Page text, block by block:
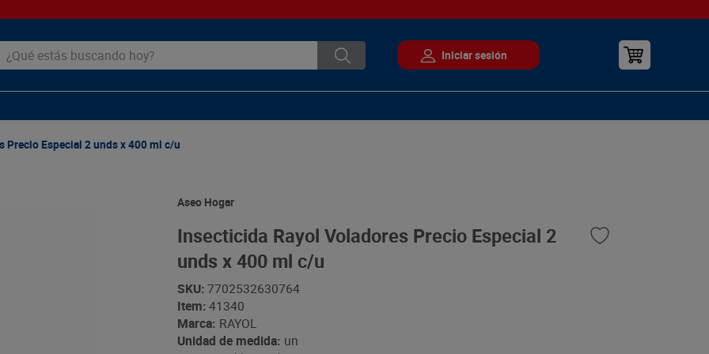
estás buscando hoy?
Precio Especial 2 unds x 400 ml c/u
Aseo Hogar
Insecticida Rayol Voladores Precio Especial 2
unds x 400 ml c/u
SKU: 7702532630764
Item: 41340
Marca: RAYOL
Unidad de medida: un